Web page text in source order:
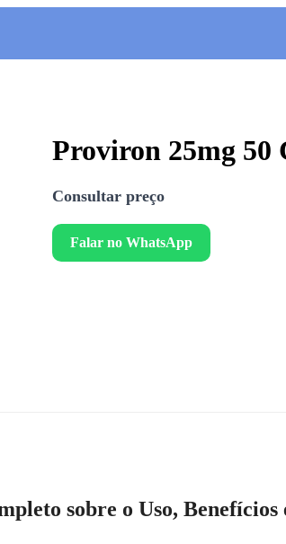
Proviron 25mg
Consultar preço
Falar no WhatsApp
sobre o Uso, Benefícios